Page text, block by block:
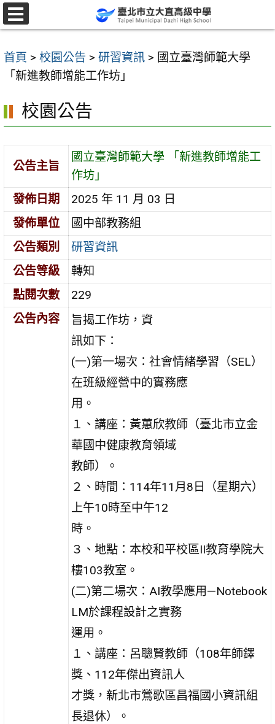
跳
至
要
區
首頁 > 校園公告 > 研習資訊 > 國立臺灣師範大學
「新進教師增能工作坊」
校園公告
公告主旨
國立臺灣師範大學 「新進教師增能工
作坊」
發佈日期
2025 年 11 月 03 日
發佈單位
國中部教務組
公告類別
研習資訊
公告等級
轉知
點閱次數
229
公告內容
旨揭工作坊，資
訊如下：
(一)第一場次：社會情緒學習（SEL）
在班級經營中的實務應
用。
１、講座：黃蕙欣教師（臺北市立金
華國中健康教育領域
教師）。
２、時間：114年11月8日（星期六）
上午10時至中午12
時。
３、地點：本校和平校區II教育學院大
樓103教室。
(二)第二場次：AI教學應用—Notebook
LM於課程設計之實務
運用。
１、講座：呂聰賢教師（108年師鐸
獎、112年傑出資訊人
才獎，新北市鶯歌區昌福國小資訊組
長退休）。
選
單